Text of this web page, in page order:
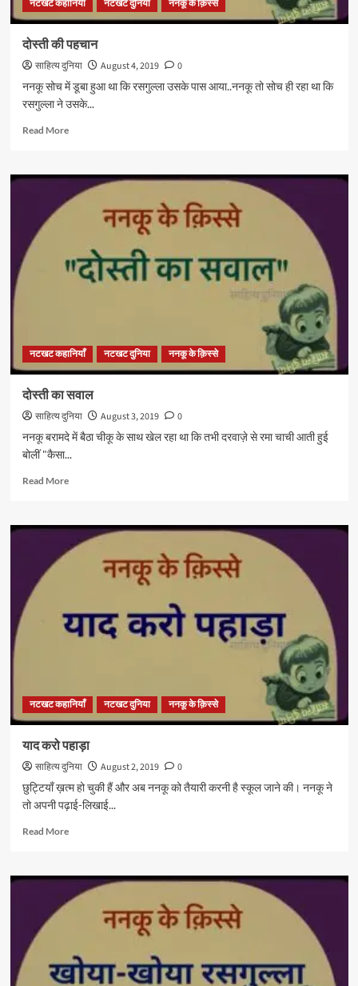
नटखट कहानियाँ नटखट दुनिया ननकू के क़िस्से
दोस्ती की पहचान
साहित्य दुनिया August 4, 2019
0
ननकू सोच में डूबा हुआ था कि रसगुल्ला उसके पास आया..ननकू तो सोच ही रहा था कि
रसगुल्ला ने उसके...
Read MoreRead
दोस्ती
पहचान
नटखट कहानियाँ नटखट दुनिया ननकू के क़िस्से
दोस्ती का सवाल
साहित्य दुनिया August 3, 2019
0
ननकू बरामदे में बैठा चीकू के साथ खेल रहा था कि तभी दरवाज़े से रमा चाची आती हुई
बोलीं "कैसा...
Read MoreRead
दोस्ती
सवाल
नटखट कहानियाँ नटखट दुनिया ननकू के क़िस्से
याद करो पहाड़ा
साहित्य दुनिया August 2, 2019
0
छुट्टियाँ ख़त्म हो चुकी हैं और अब ननकू को तैयारी करनी है स्कूल जाने की। ननकू ने
तो अपनी पढ़ाई-लिखाई...
Read MoreRead
याद
करो
पहाड़ा